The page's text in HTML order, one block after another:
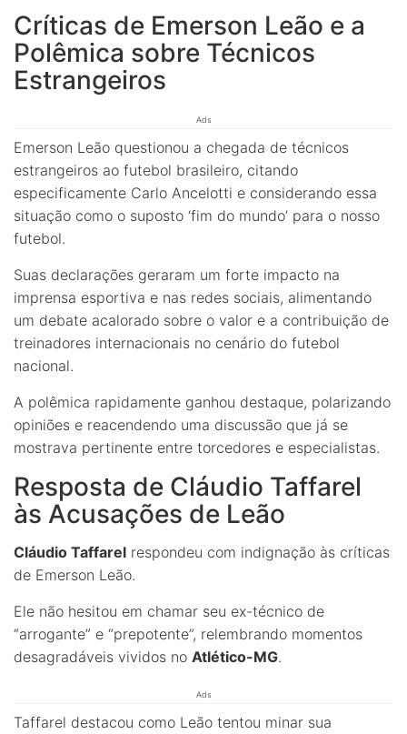
Críticas de Emerson Leão e a
Polêmica sobre Técnicos
Estrangeiros
Ads
Emerson Leão questionou a chegada de técnicos
estrangeiros ao futebol brasileiro, citando
especificamente Carlo Ancelotti e considerando essa
situação como o suposto ‘fim do mundo’ para o nosso
futebol.
Suas declarações geraram um forte impacto na
imprensa esportiva e nas redes sociais, alimentando
um debate acalorado sobre o valor e a contribuição de
treinadores internacionais no cenário do futebol
nacional.
A polêmica rapidamente ganhou destaque, polarizando
opiniões e reacendendo uma discussão que já se
mostrava pertinente entre torcedores e especialistas.
Resposta de Cláudio Taffarel
às Acusações de Leão
Cláudio Taffarel respondeu com indignação às críticas
de Emerson Leão.
Ele não hesitou em chamar seu ex-técnico de
“arrogante” e “prepotente”, relembrando momentos
desagradáveis vividos no Atlético-MG.
Ads
Taffarel destacou como Leão tentou minar sua